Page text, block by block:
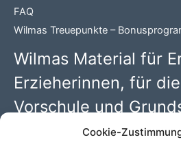
Cookie-
FAQ
Wilmas Treuepunkte –
Wilmas Material für
Erzieherinnen, für
Vorschule und
Wilma Wochenwurm PDFs mit